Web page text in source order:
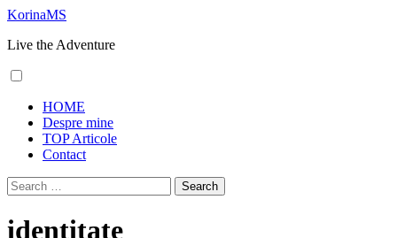
Skip
content
KorinaMS
Live the Adventure
Menu
HOME
Despre mine
TOP Articole
Contact
Search
for:
identitate